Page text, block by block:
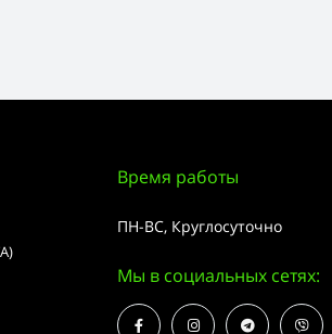
Время работы
ПН-ВС, Круглосуточно
Мы в социальных сетях: